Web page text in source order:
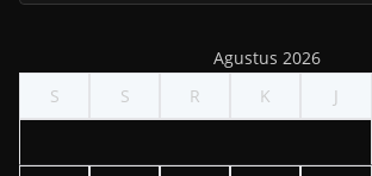
Agustus 2026
S
S R K J